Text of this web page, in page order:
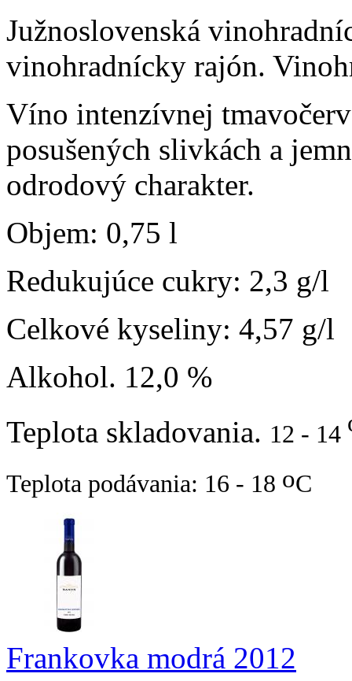
Južnoslovenská
vinohradnícky rajón.
Víno intenzívnej
posušených slivkách a
odrodový charakter.
Objem: 0,75 l
Redukujúce cukry: 2,3 g/l
Celkové kyseliny: 4,57 g/l
Alkohol. 12,0 %
Teplota skladovania. 12 - 14
Teplota podávania: 16 - 18 oC
Frankovka modrá 2012